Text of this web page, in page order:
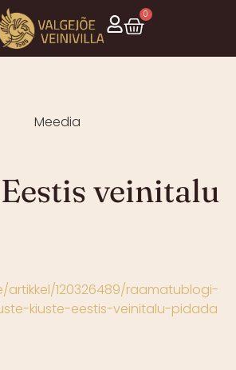
0
Meedia
veinitalu
artikkel/120326489/raamatublogi-
kiuste-eestis-veinitalu-pidada